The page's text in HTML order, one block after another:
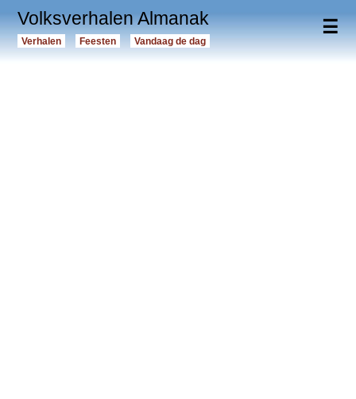
☰
Volksverhalen Almanak
Verhalen Feesten Vandaag de dag